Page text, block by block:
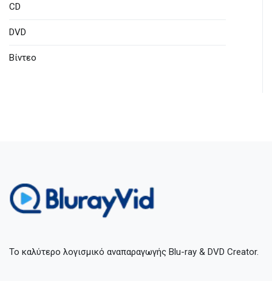
CD
DVD
Βίντεο
Το καλύτερο λογισμικό αναπαραγωγής Blu-ray & DVD Creator.